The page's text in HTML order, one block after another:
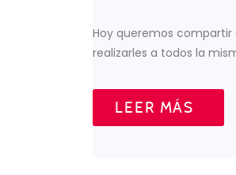
Hoy queremos
realizarles a todos la
LEER MÁS